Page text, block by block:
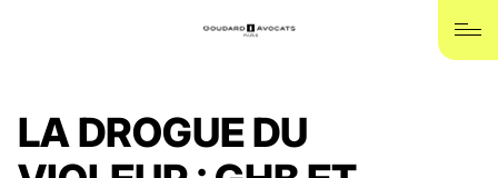
La drogue du violeur : GHB et Rohypnol
LA DROGUE DU